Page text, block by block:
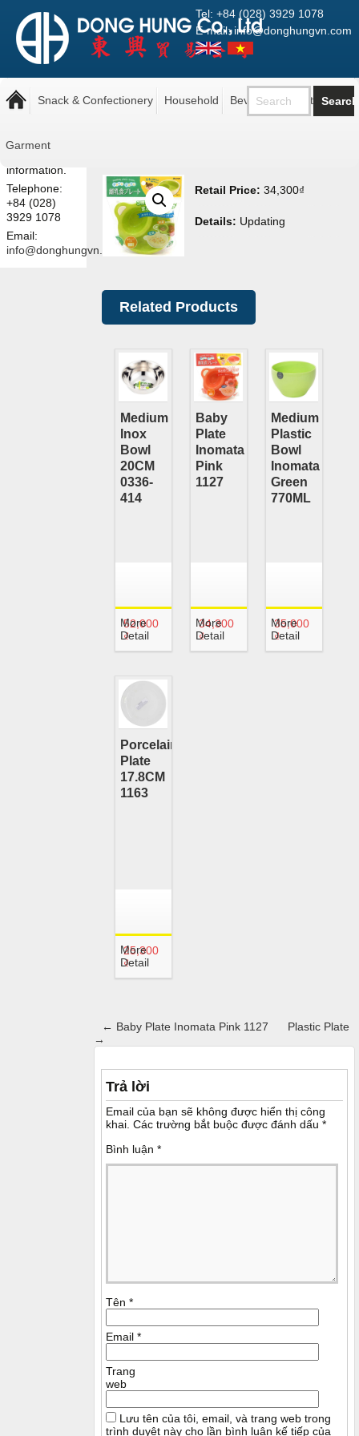
Tel: +84 (028) 3929 1078
E-mail: info@donghungvn.com
Snack & Confectionery Household Beverage Pantry
Garment
Note: The
prices shown
here are retail
Contact us
information.
Telephone:
+84 (028)
3929 1078
Email:
info@donghungvn.com
Baby Plate Inomata Green
1127
Retail Price: 34,300₫
Details: Updating
Related Products
Medium
Inox
Bowl
20CM
0336-
414
52,000
₫
More
Detail
Baby
Plate
Inomata
Pink
1127
34,300
₫
More
Detail
Medium
Plastic
Bowl
Inomata
Green
770ML
35,000
₫
More
Detail
Porcelain
Plate
17.8CM
1163
25,300
₫
More
Detail
← Baby Plate Inomata Pink 1127
Plastic Plate
→
Trả lời
Email của bạn sẽ không được hiển thị công
khai. Các trường bắt buộc được đánh dấu *
Bình luận *
Tên *
Email *
Trang
web
Lưu tên của tôi, email, và trang web trong
trình duyệt này cho lần bình luận kế tiếp của